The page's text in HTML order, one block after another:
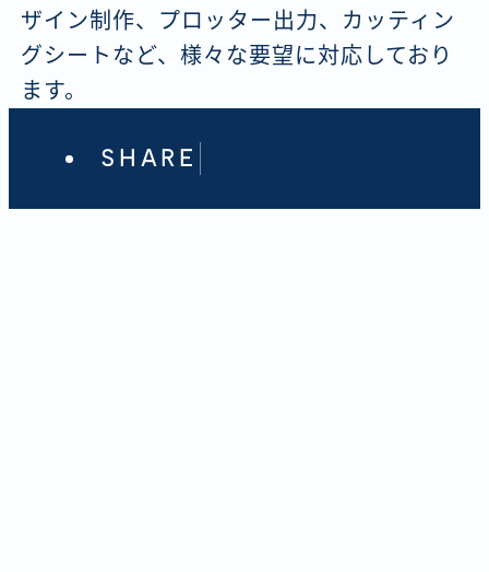
ザイン制作、プロッター出力、カッティン
グシートなど、様々な要望に対応しており
ます。
SHARE